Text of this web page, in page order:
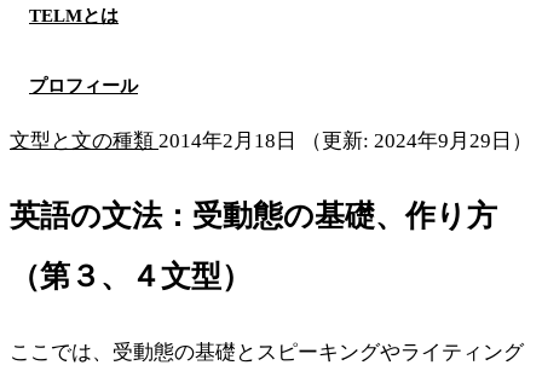
TELMとは
プロフィール
文型と文の種類 2014年2月18日 （更新: 2024年9月29日）
英語の文法：受動態の基礎、作り方
（第３、４文型）
ここでは、受動態の基礎とスピーキングやライティング